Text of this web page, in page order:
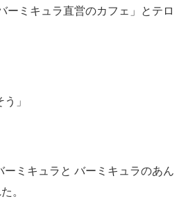
ーミキュラ直営のカフェ」とテロ
」
ミキュラと バーミキュラのあん
。